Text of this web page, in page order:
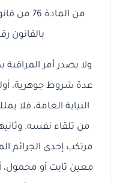
من
بالقانون رقم 10 لسنة
ولا يصدر أمر المراقبة
عدة شروط جوهرية،
النيابة العامة، فلا
من تلقاء نفسه.
مرتكب إحدى الجرائم
معين ثابت أو محمول،